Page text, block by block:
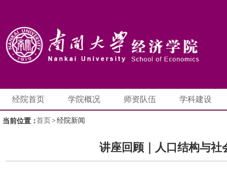
经院首页 学院概况 师资队伍 学科建设
当前位置：首页 > 经院新闻
讲座回顾｜人口结构与社